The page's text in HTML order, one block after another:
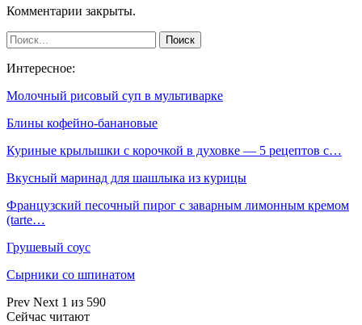
Комментарии закрыты.
Интересное:
Молочный рисовый суп в мультиварке
Блины кофейно-банановые
Куриные крылышки с корочкой в духовке — 5 рецептов с…
Вкусный маринад для шашлыка из курицы
Французский песочный пирог с заварным лимонным кремом
(tarte…
Грушевый соус
Сырники со шпинатом
Prev Next 1 из 590
Сейчас читают